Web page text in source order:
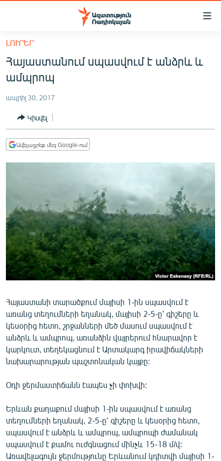
Մատչելիության
հիմնական
բովանդակությանը
Անցնել
հիմնական
մենյուին
ՀԱՅԱՍՏԱՆ
ՔԱՂԱՔԱԿԱՆ
ԸՆՏՐՈՒԹՅՈՒՆՆԵՐ 2026
ԻՐԱՎՈՒՆՔ
ՀԱՍԱՐԱԿՈՒԹՅՈՒՆ
ՊԱՏԵՐԱԶՄԻ 6 ՇԱԲԱԹՆԵՐԸ
ՏԱՐԱԾԱՇՐՋԱՆ
ՄԻՋԱԶԳԱՅԻՆ
ՄՇԱԿՈՒՅԹ
ՍՊՈՐՏ
ՄԵԿՆԱԲԱՆՈՒԹՅՈՒՆ
ՏՏ ԵՒ ԻՆՏԵՐՆԵՏ
ԿՈՐՈՆԱՎԻՐՈՒՍ
ԱՐԽԻՎ
ՏԵՍԱՆՅՈՒԹԵՐ
ՁԳՏԵԼՈՎ ԼԱՎԱԳՈՒՅՆԻՆ
ՓՈԴՔԱՍԹ
Հայերեն
English
ԼՈՒՐԵՐ
Հայաստանում սպասվում է անձրև և
ամպրոպ
ապրիլ 30, 2017
Կիսվել
Ավելացրեք մեզ Google-ում
Հայաստանի տարածքում մայիսի 1-ին սպասվում է
առանց տեղումների եղանակ, մայիսի 2-5-ը՝ գիշերը և
կեսօրից հետո, շրջանների մեծ մասում սպասվում է
անձրև և ամպրոպ, առանձին վայրերում հնարավոր է
կարկուտ, տեղեկացնում է Արտակարգ իրավիճակների
նախարարության պաշտոնական կայքը:
Օդի ջերմաստիճանն էապես չի փոխվի:
Երևան քաղաքում մայիսի 1-ին սպասվում է առանց
տեղումների եղանակ, 2-5-ը՝ գիշերը և կեսօրից հետո,
սպասվում է անձրև և ամպրոպ, ամպրոպի ժամանակ
սպասվում է քամու ուժգնացում մինչև 15-18 մ/վ:
Առավելագույն ջերմությունը Երևանում կդիտվի մայիսի 1-